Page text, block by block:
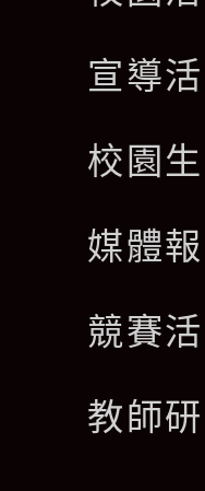
宣導
校園
媒體
競賽
教師